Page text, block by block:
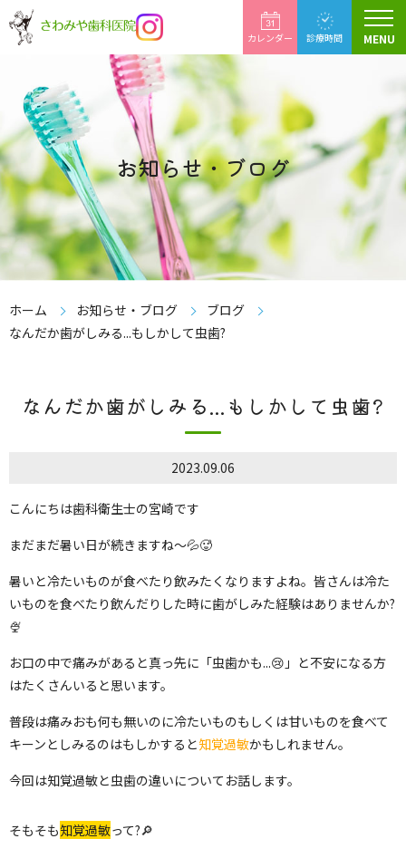
カレンダー 診療時間 MENU
お知らせ・ブログ
ホーム お知らせ・ブログ
ブログ
なんだか歯がしみる...もしかして虫歯?
なんだか歯がしみる...もしかして虫歯?
2023.09.06
こんにちは歯科衛生士の宮崎です
まだまだ暑い日が続きますね〜💦🥵
暑いと冷たいものが食べたり飲みたくなりますよね。皆さんは冷た
いものを食べたり飲んだりした時に歯がしみた経験はありませんか?‪
🍨
お口の中で痛みがあると真っ先に「虫歯かも...😢」と不安になる方
はたくさんいると思います。
普段は痛みおも何も無いのに冷たいものもしくは甘いものを食べて
キーンとしみるのはもしかすると知覚過敏かもしれません。
今回は知覚過敏と虫歯の違いについてお話します。
そもそも知覚過敏って?🔎
翌月へ